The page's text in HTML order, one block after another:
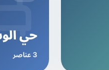
حي
3 عناصر